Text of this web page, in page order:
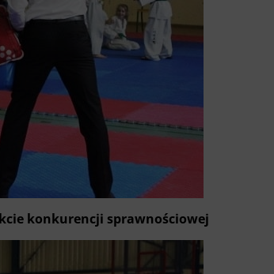
konkurencji sprawnościowej